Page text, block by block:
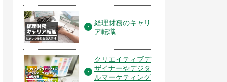
経理財務のキャリ
ア転職
クリエイティブデ
ザイナーやデジタ
ルマーケティング